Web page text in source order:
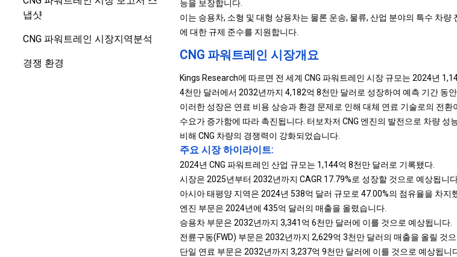
냅샷
CNG 파워트레인 시장지역분석
경쟁 환경
능을 보장합니다.
이는 승용차, 소형 및 대형 상용차는 물론 운송, 물류, 산업 분야의 특수 차
에 대한 규제 준수를 지원합니다.
CNG 파워트레인 시장개요
Kings Research에 따르면 전 세계 CNG 파워트레인 시장 규모는 2024년
4천만 달러에서 2032년까지 4,182억 8천만 달러로 성장하여 예측 기간 동
이러한 성장은 연료 비용 상승과 환경 문제로 인해 대체 연료 기술로의 전
수요가 증가함에 따라 촉진됩니다. 터보차저 CNG 엔진의 발전으로 차량 성
비해 CNG 차량의 경쟁력이 강화되었습니다.
주요 시장 하이라이트:
2024년 CNG 파워트레인 산업 규모는 1,144억 8천만 달러로 기록됐다.
시장은 2025년부터 2032년까지 CAGR 17.79%로 성장할 것으로 예상됩니
아시아 태평양 지역은 2024년 538억 달러 규모로 47.00%의 점유율을 차지
엔진 부문은 2024년에 435억 달러의 매출을 올렸습니다.
승용차 부문은 2032년까지 3,341억 6천만 달러에 이를 것으로 예상됩니다.
전륜구동(FWD) 부문은 2032년까지 2,629억 3천만 달러의 매출을 올릴 것
단일 연료 부문은 2032년까지 3,237억 9천만 달러에 이를 것으로 예상됩니